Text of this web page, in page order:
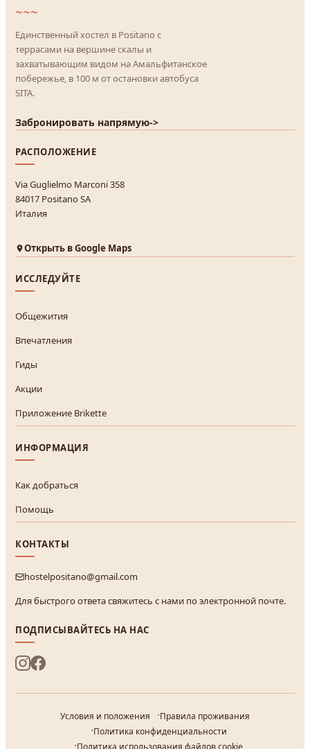
~~~
Единственный хостел в Positano с
террасами на вершине скалы и
захватывающим видом на Амальфитанское
побережье, в 100 м от остановки автобуса
SITA.
Забронировать напрямую->
РАСПОЛОЖЕНИЕ
Via Guglielmo Marconi 358
84017 Positano SA
Италия
Открыть в Google Maps
ИССЛЕДУЙТЕ
Общежития
Впечатления
Гиды
Акции
Приложение Brikette
ИНФОРМАЦИЯ
Как добраться
Помощь
КОНТАКТЫ
hostelpositano@gmail.com
Для быстрого ответа свяжитесь с нами по электронной почте.
ПОДПИСЫВАЙТЕСЬ НА НАС
Условия и положения
Правила проживания
Политика конфиденциальности
Политика использования файлов cookie